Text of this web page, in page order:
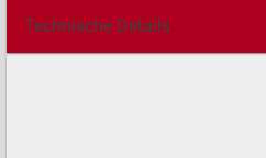
Technische Details